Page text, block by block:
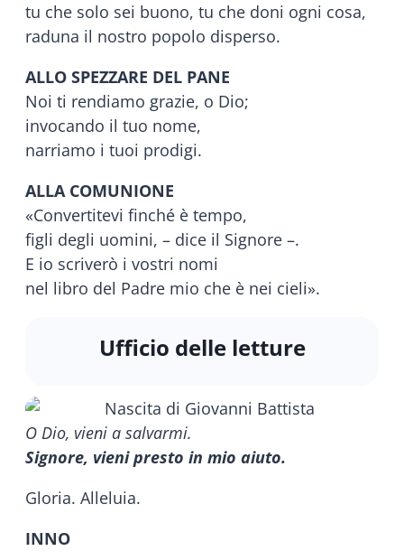
tu che solo sei buono, tu che doni ogni cosa,
raduna il nostro popolo disperso.
ALLO SPEZZARE DEL PANE
Noi ti rendiamo grazie, o Dio;
invocando il tuo nome,
narriamo i tuoi prodigi.
ALLA COMUNIONE
«Convertitevi finché è tempo,
figli degli uomini, – dice il Signore –.
E io scriverò i vostri nomi
nel libro del Padre mio che è nei cieli».
Ufficio delle letture
O Dio, vieni a salvarmi.
Signore, vieni presto in mio aiuto.
Gloria. Alleluia.
INNO